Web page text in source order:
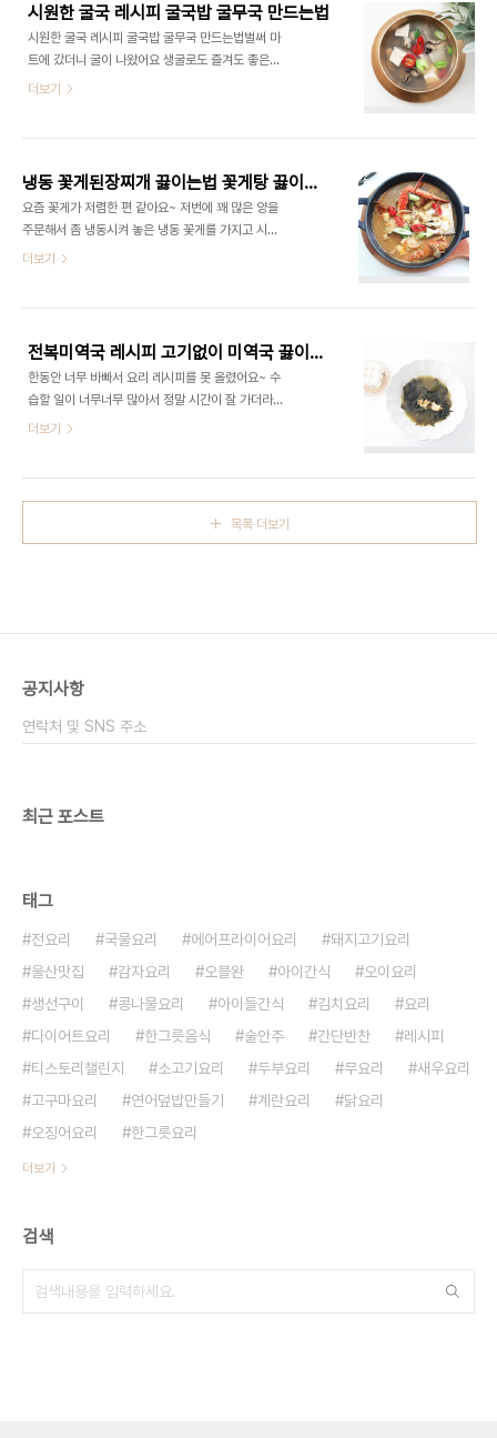
죠? ..
합니다. 꼬치에 꽂힌 어묵은 빼먹는 재미가 있어 아이
들부터 어른들까지 모두가 즐길 수 있는 메뉴랍니다.
#오뎅탕끓이는법 #오뎅탕 #꼬치어묵탕끓이는법 #
어묵탕끓이는법 #어묵탕 #간단오뎅탕끓이는법 재
파: 1/2대 홍고추: 1개 청양고추: 1개 국간장: 2스
시원한 굴국 레시피 굴국밥 굴무국 만드는법
시원한 굴국 레시피 굴국밥 굴무국 만드는법벌써 마
트에 갔더니 굴이 나왔어요 생굴로도 즐겨도 좋은
데 무를 넣은 시원한 굴국 만들어 보았어요 ​ 생굴 무
게 굴국국을 끓이는 레시피간단하게 소개해 드릴게
요. ​ #굴국 #굴국레시피 #굴국밥 #굴무국 #굴무국
만드는법 #굴요리 재료 준비 굴 300g 무 한토막 두
부 반 모 대파 1/3대 다진 마늘 1/2 스푼 굵은 소
금 약간 국간장 1스푼 코인 육수 2개 물 1.5리터 청
기이번 레시피에서는 전통적인 멸치 육수를 내는 대
더보기
냉동 꽃게된장찌개 끓이는법 꽃게탕 끓이는법 게찌개 해물된장찌개 코인육수
요즘 꽃게가 저렴한 편 같아요~ 저번에 꽤 많은 양을
주문해서 좀 냉동시켜 놓은 냉동 꽃게를 가지고 시원
하게 해물된장찌개 끓여보았는데요 게도 맛있지만
았답니다 ​ ■재료■ 꽃게 3마리 코인 육수 된장 고춧
가루 대파 청양고추 홍고추 양파 무 ​ 그냥 끓이는 것
보다는 요즘에는 코인육수나 육수팩이 잘 나오니 이
럴 때 이용하는 것이 좋겠다 생각이 들어요 ​ 우선 냄
비에 물을 1리터 넣어주세요! 그다음 코인육수 1개를
다음 꽃게를 넣어주는데요 꽃게는 해동시켜서 준비
더보기
전복미역국 레시피 고기없이 미역국 끓이는 방법 미역국 종류 재료 간
한동안 너무 바빠서 요리 레시피를 못 올렸어요~ 수
습할 일이 너무너무 많아서 정말 시간이 잘 가더라고
요 그래도 아직 다 끝난 건 아닌데 열심히 해봐야겠다
미역국도 좋아한답니다 ​ 고기없이 미역국 끓이는 방
더보기
목록 더보기
공지사항
연락처 및 SNS 주소
최근 포스트
태그
전요리 국물요리 에어프라이어요리
돼지고기요리
울산맛집
감자요리 오블완 아이간식
오이요리
생선구이
콩나물요리 아이들간식 김치요리
요리
다이어트요리
한그릇음식 술안주 간단반찬
레시피
티스토리챌린지
소고기요리 두부요리 무요리
새우요리
고구마요리
연어덮밥만들기 계란요리
닭요리
오징어요리
한그릇요리
더보기
검색